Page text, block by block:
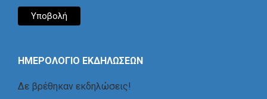
ΗΜΕΡΟΛΟΓΙΟ ΕΚΔΗΛΩΣΕΩΝ
Δε βρέθηκαν εκδηλώσεις!